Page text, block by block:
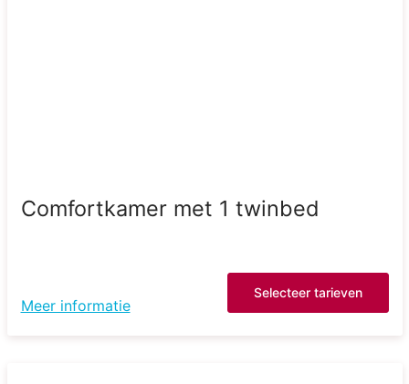
Comfortkamer met 1 twinbed
Meer informatie
Selecteer tarieven